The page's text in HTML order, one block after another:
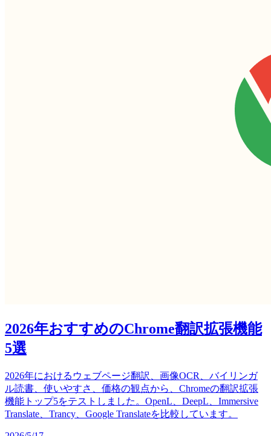
2026年おすすめのChrome翻訳拡張機能
5選
2026年におけるウェブページ翻訳、画像OCR、バイリンガ
ル読書、使いやすさ、価格の観点から、Chromeの翻訳拡張
機能トップ5をテストしました。OpenL、DeepL、Immersive
Translate、Trancy、Google Translateを比較しています。